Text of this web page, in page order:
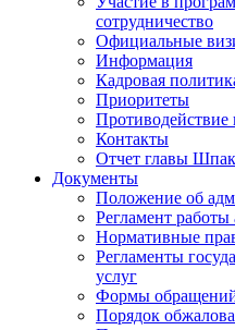
сотрудничество
Официальные
Информация
Кадровая
Приоритеты
Противодействие
Контакты
Отчет главы
Документы
Положение об
Регламент
Нормативные
Регламенты
услуг
Формы
Порядок